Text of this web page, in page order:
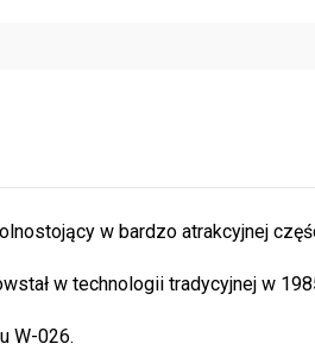
w bardzo atrakcyjnej
w technologii tradycyjnej w
W-026.